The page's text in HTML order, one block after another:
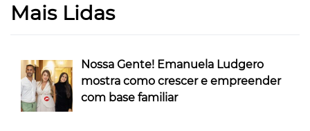
Mais Lidas
Nossa Gente! Emanuela Ludgero
mostra como crescer e empreender
com base familiar